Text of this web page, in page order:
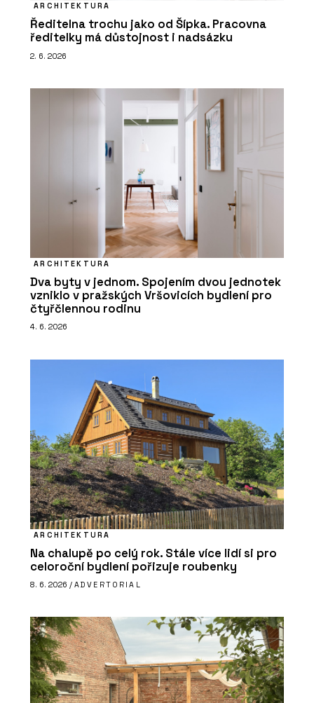
ARCHITEKTURA
Ředitelna trochu jako od Šípka. Pracovna
ředitelky má důstojnost i nadsázku
2. 6. 2026
ARCHITEKTURA
Dva byty v jednom. Spojením dvou jednotek
vzniklo v pražských Vršovicích bydlení pro
čtyřčlennou rodinu
4. 6. 2026
ARCHITEKTURA
Na chalupě po celý rok. Stále více lidí si pro
celoroční bydlení pořizuje roubenky
8. 6. 2026 / ADVERTORIAL